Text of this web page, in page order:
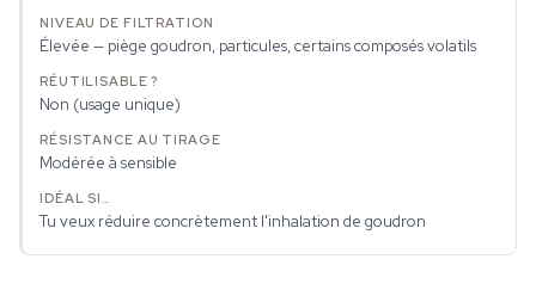
Élevée — piège goudron, particules, certains composés volatils
Non (usage unique)
Modérée à sensible
Tu veux réduire concrètement l'inhalation de goudron